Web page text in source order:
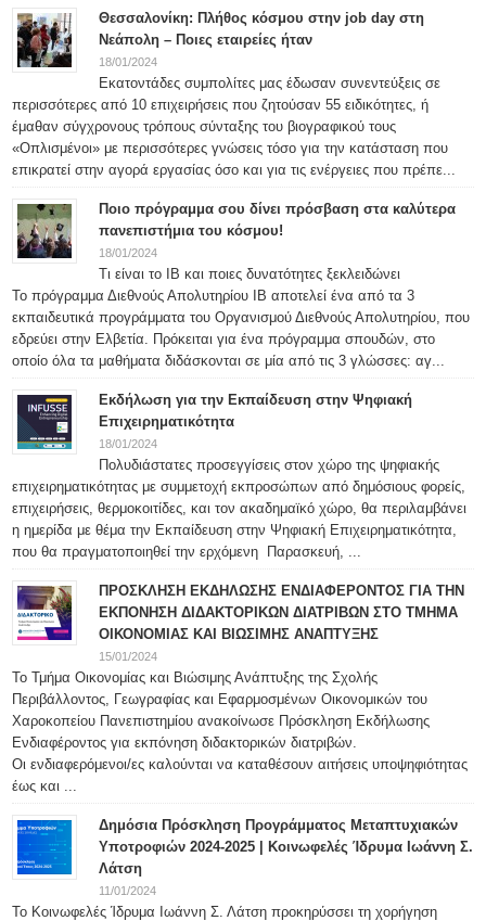
Θεσσαλονίκη: Πλήθος κόσμου στην job day στη
Νεάπολη – Ποιες εταιρείες ήταν
18/01/2024
Εκατοντάδες συμπολίτες μας έδωσαν συνεντεύξεις σε
περισσότερες από 10 επιχειρήσεις που ζητούσαν 55 ειδικότητες, ή
έμαθαν σύγχρονους τρόπους σύνταξης του βιογραφικού τους
«Οπλισμένοι» με περισσότερες γνώσεις τόσο για την κατάσταση που
επικρατεί στην αγορά εργασίας όσο και για τις ενέργειες που πρέπε...
Ποιο πρόγραμμα σου δίνει πρόσβαση στα καλύτερα
πανεπιστήμια του κόσμου!
18/01/2024
Τι είναι το IB και ποιες δυνατότητες ξεκλειδώνει
Το πρόγραμμα Διεθνούς Απολυτηρίου IB αποτελεί ένα από τα 3
εκπαιδευτικά προγράμματα του Οργανισμού Διεθνούς Απολυτηρίου, που
εδρεύει στην Ελβετία. Πρόκειται για ένα πρόγραμμα σπουδών, στο
οποίο όλα τα μαθήματα διδάσκονται σε μία από τις 3 γλώσσες: αγ...
Εκδήλωση για την Εκπαίδευση στην Ψηφιακή
Επιχειρηματικότητα
18/01/2024
Πολυδιάστατες προσεγγίσεις στον χώρο της ψηφιακής
επιχειρηματικότητας με συμμετοχή εκπροσώπων από δημόσιους φορείς,
επιχειρήσεις, θερμοκοιτίδες, και τον ακαδημαϊκό χώρο, θα περιλαμβάνει
η ημερίδα με θέμα την Εκπαίδευση στην Ψηφιακή Επιχειρηματικότητα,
που θα πραγματοποιηθεί την ερχόμενη Παρασκευή, ...
ΠΡΟΣΚΛΗΣΗ ΕΚΔΗΛΩΣΗΣ ΕΝΔΙΑΦΕΡΟΝΤΟΣ ΓΙΑ ΤΗΝ
ΕΚΠΟΝΗΣΗ ΔΙΔΑΚΤΟΡΙΚΩΝ ΔΙΑΤΡΙΒΩΝ ΣΤΟ ΤΜΗΜΑ
ΟΙΚΟΝΟΜΙΑΣ ΚΑΙ ΒΙΩΣΙΜΗΣ ΑΝΑΠΤΥΞΗΣ
15/01/2024
Το Τμήμα Οικονομίας και Βιώσιμης Ανάπτυξης της Σχολής
Περιβάλλοντος, Γεωγραφίας και Εφαρμοσμένων Οικονομικών του
Χαροκοπείου Πανεπιστημίου ανακοίνωσε Πρόσκληση Εκδήλωσης
Ενδιαφέροντος για εκπόνηση διδακτορικών διατριβών.
Οι ενδιαφερόμενοι/ες καλούνται να καταθέσουν αιτήσεις υποψηφιότητας
έως και ...
Δημόσια Πρόσκληση Προγράμματος Μεταπτυχιακών
Υποτροφιών 2024-2025 | Κοινωφελές Ίδρυμα Ιωάννη Σ.
Λάτση
11/01/2024
Το Κοινωφελές Ίδρυμα Ιωάννη Σ. Λάτση προκηρύσσει τη χορήγηση